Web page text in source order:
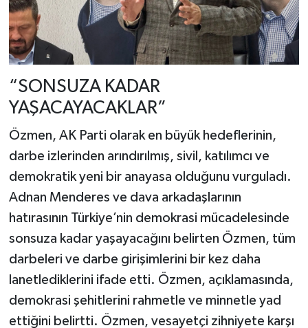
“SONSUZA KADAR
YAŞACAYACAKLAR”
Özmen, AK Parti olarak en büyük hedeflerinin,
darbe izlerinden arındırılmış, sivil, katılımcı ve
demokratik yeni bir anayasa olduğunu vurguladı.
Adnan Menderes ve dava arkadaşlarının
hatırasının Türkiye’nin demokrasi mücadelesinde
sonsuza kadar yaşayacağını belirten Özmen, tüm
darbeleri ve darbe girişimlerini bir kez daha
lanetlediklerini ifade etti. Özmen, açıklamasında,
demokrasi şehitlerini rahmetle ve minnetle yad
ettiğini belirtti. Özmen, vesayetçi zihniyete karşı